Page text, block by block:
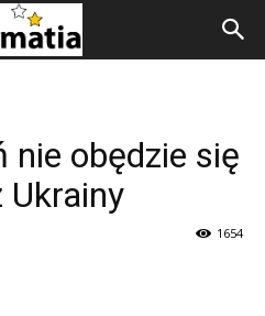
nie obędzie się
Ukrainy
1654